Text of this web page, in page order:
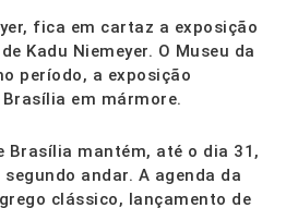
fica em cartaz a exposição
Kadu Niemeyer. O Museu da
período, a exposição
em mármore.
Brasília mantém, até o dia 31,
andar. A agenda da
clássico, lançamento de